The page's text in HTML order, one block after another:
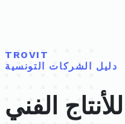
TROVIT
دليل الشركات التونسية
الفني